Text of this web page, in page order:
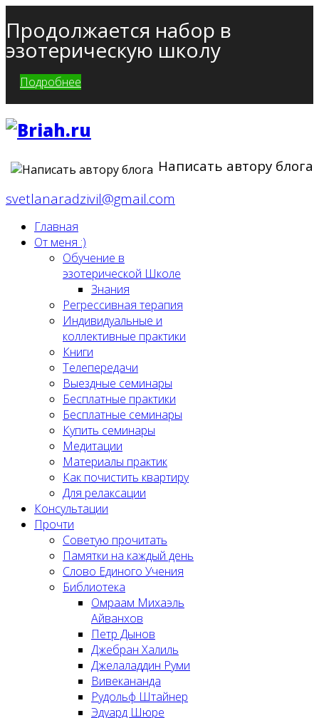
Продолжается набор в
эзотерическую школу
Подробнее
Написать автору блога
svetlanaradzivil@gmail.com
Главная
От меня :)
Обучение в
эзотерической Школе
Знания
Регрессивная терапия
Индивидуальные и
коллективные практики
Книги
Телепередачи
Выездные семинары
Бесплатные практики
Бесплатные семинары
Купить семинары
Медитации
Материалы практик
Как почистить квартиру
Для релаксации
Консультации
Прочти
Советую прочитать
Памятки на каждый день
Слово Единого Учения
Библиотека
Омраам Михаэль
Айванхов
Петр Дынов
Джебран Халиль
Джелаладдин Руми
Вивекананда
Рудольф Штайнер
Эдуард Шюре